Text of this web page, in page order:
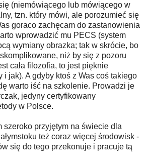
(niemówiącego lub mówiącego w
tzn. który mówi, ale porozumieć się
goraco zachęcam do zastanowienia
wprowadzić mu PECS (system
wymiany obrazka; tak w skrócie, bo
niż by się z pozoru
cała filozofia, to jest pięknie
i jak). A gdyby ktoś z Was coś takiego
warto iść na szkolenie. Prowadzi je
jedyny certyfikowany
w Polsce.
szeroko przyjętym na świecie dla
też coraz więcej środowisk -
się do tego przekonuje i pracuje tą